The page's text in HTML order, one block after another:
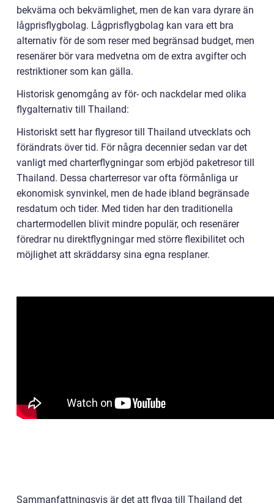
bekväma och bekvämlighet, men de kan vara dyrare än
lågprisflygbolag. Lågprisflygbolag kan vara ett bra
alternativ för de som reser med begränsad budget, men
resenärer bör vara medvetna om de extra avgifter och
restriktioner som kan gälla.
Historisk genomgång av för- och nackdelar med olika
flygalternativ till Thailand:
Historiskt sett har flygresor till Thailand utvecklats och
förändrats över tid. För några decennier sedan var det
vanligt med charterflygningar som erbjöd paketresor till
Thailand. Dessa charterresor var ofta förmånliga ur
ekonomisk synvinkel, men de hade ibland begränsade
resdatum och tider. Med tiden har den traditionella
chartermodellen blivit mindre populär, och resenärer
föredrar nu direktflygningar med större flexibilitet och
möjlighet att skräddarsy sina egna resplaner.
Sammanfattningsvis är det att flyga till Thailand det